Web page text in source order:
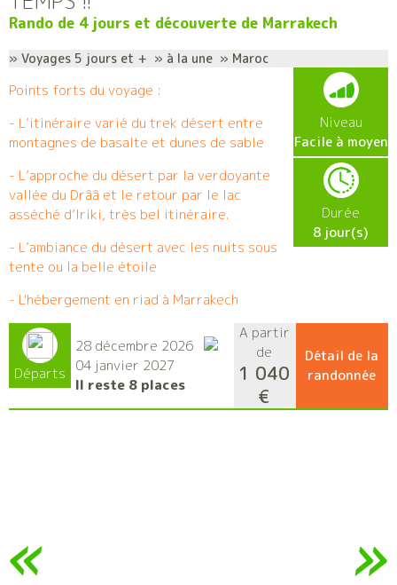
Rando de 4 jours et découverte de Marrakech
» Voyages 5 jours et + » à la une » Maroc
Points forts du voyage :
- L’itinéraire varié du trek désert entre
montagnes de basalte et dunes de sable
- L’approche du désert par la verdoyante
vallée du Drââ et le retour par le lac
asséché d’Iriki, très bel itinéraire.
- L’ambiance du désert avec les nuits sous
tente ou la belle étoile
- L'hébergement en riad à Marrakech
Niveau
Facile à moyen
Durée
8 jour(s)
Départs
28 décembre 2026
04 janvier 2027
Il reste 8 places
A partir
de
1 040
€
Détail de la
randonnée